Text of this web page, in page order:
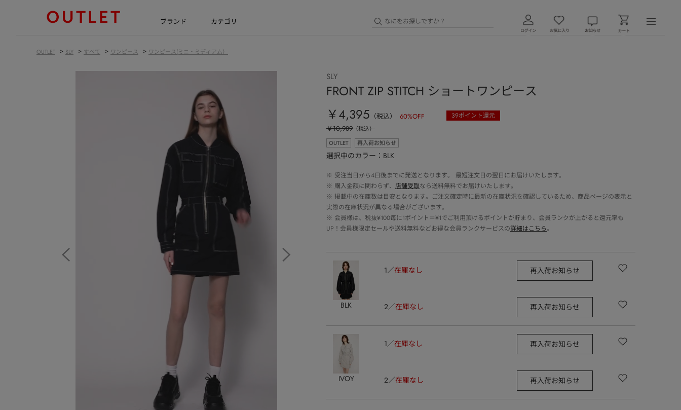
ブランド カテゴリ
OUTLET > SLY > すべて > ワンピース > ワンピース(ミニ・ミディアム）
SLY
FRONT ZIP STITCH ショートワンピース
￥4,395 （税込） 60%OFF 39ポイント還元
￥10,989（税込）
OUTLET
再入荷お知らせ
選択中のカラー：BLK
※ 受注当日から4日後までに発送となります。 最短注文日の翌日にお届けいたします。
※ 購入金額に関わらず、 店舗受取なら送料無料でお届けいたします。
※ 掲載中の在庫数は目安となります。ご注文確定時に最新の在庫状況を確認しているため、商品ページの表示と
実際の在庫状況が異なる場合がございます。
※ 会員様は、税抜¥100毎に1ポイント＝¥1でご利用頂けるポイントが貯まり、会員ランクが上がると還元率も
UP！会員様限定セールや送料無料などお得な会員ランクサービスの詳細はこちら。
BLK
1 在庫なし 再入荷お知らせ
2 在庫なし 再入荷お知らせ
IVOY
1 在庫なし 再入荷お知らせ
2 在庫なし 再入荷お知らせ